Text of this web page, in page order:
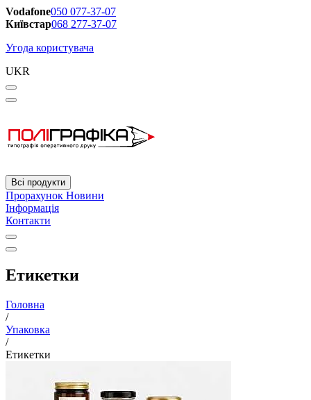
Vodafone050 077-37-07
Київстар068 277-37-07
Угода користувача
UKR
Всі продукти
Прорахунок Новини
Інформація
Контакти
Етикетки
Головна
/
Упаковка
/
Етикетки